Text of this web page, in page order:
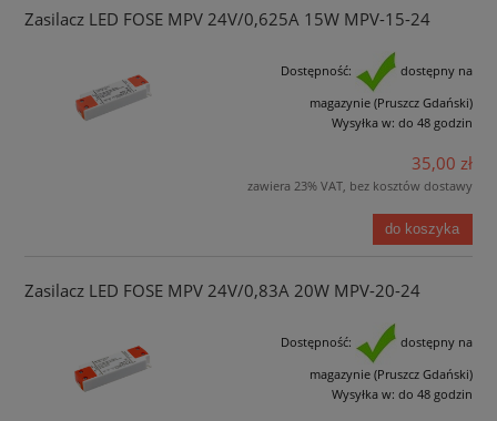
Zasilacz LED FOSE MPV 24V/0,625A 15W MPV-15-24
Dostępność:
dostępny na
magazynie (Pruszcz Gdański)
Wysyłka w: do 48 godzin
35,00 zł
zawiera 23% VAT, bez kosztów dostawy
do koszyka
Zasilacz LED FOSE MPV 24V/0,83A 20W MPV-20-24
Dostępność:
dostępny na
magazynie (Pruszcz Gdański)
Wysyłka w: do 48 godzin